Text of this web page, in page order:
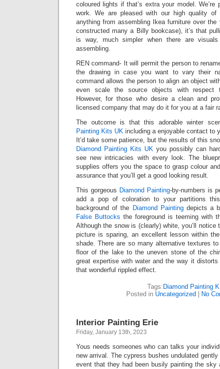
coloured lights if that’s extra your model.
work. We are pleased with our high quality of
anything from assembling Ikea furniture over the
constructed many a Billy bookcase), it’s that
is way, much simpler when there are
assembling.
REN command- It will permit the person to
the drawing in case you want to vary their
command allows the person to align an object
even scale the source objects with respect
However, for those who desire a clean and
licensed company that may do it for you at a fair
The outcome is that this adorable winter
Painting Kits UK including a enjoyable contact to
It’d take some patience, but the results of this
Diamond Painting Kits UK you possibly can
see new intricacies with every look. The
supplies offers you the space to grasp colour
assurance that you’ll get a good looking result.
This gorgeous Diamond Painting-by-numbers is
add a pop of coloration to your partitions
background of the Diamond Paintingdepicts a
False Buttocks the foreground is teeming with
Although the snow is (clearly) white, you’ll notice
picture is sparing, an excellent lesson within
shade. There are so many alternative textures
floor of the lake to the uneven stone of the
great expertise with water and the way it
that wonderful rippled effect.
Tags: Diamond Painting
Posted in Uncategorized No
Interior Painting Erie
Friday, January 13th, 2023
Yous needs someones who can talks your
new arrival. The cypress bushes undulated
event that they had been busily painting the sky